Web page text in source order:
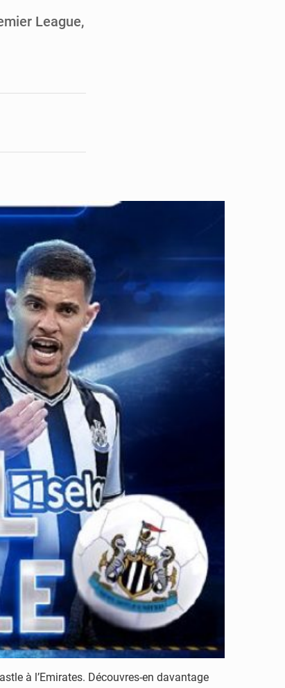
League,
à l’Emirates. Découvres-en davantage